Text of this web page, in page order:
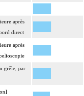
après
direct
après
grêle, par